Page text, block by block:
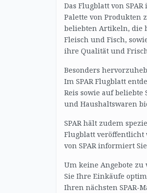
Das Flugblatt von
Palette von Produkten
beliebten Artikeln, die
Fleisch und Fisch,
ihre Qualität und
Besonders
Im SPAR Flugblatt
Reis sowie auf
und Haushaltswaren
SPAR hält zudem
Flugblatt veröffentlicht
von SPAR informiert
Um keine Angebote zu
Sie Ihre Einkäufe
Ihren nächsten SPAR-